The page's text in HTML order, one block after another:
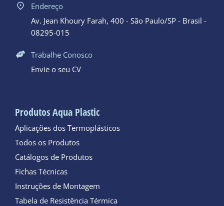
Endereço
Av. Jean Khoury Farah, 400 - São Paulo/SP - Brasil -
08295-015
Trabalhe Conosco
Envie o seu CV
Produtos Aqua Plastic
Aplicações dos Termoplásticos
Todos os Produtos
Catálogos de Produtos
Fichas Técnicas
Instruções de Montagem
Tabela de Resistência Térmica